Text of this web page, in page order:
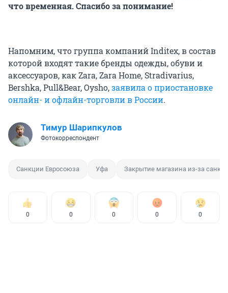
что временная. Спасибо за понимание!
Напомним, что группа компаний Inditex, в состав
которой входят такие бренды одежды, обуви и
аксессуаров, как Zara, Zara Home, Stradivarius,
Bershka, Pull&Bear, Oysho,заявила о приостановке
онлайн- и офлайн-торговли в России.
Тимур Шарипкулов
Фотокорреспондент
Санкции Евросоюза Уфа Закрытие магазина из-за
0 0 0 0 0